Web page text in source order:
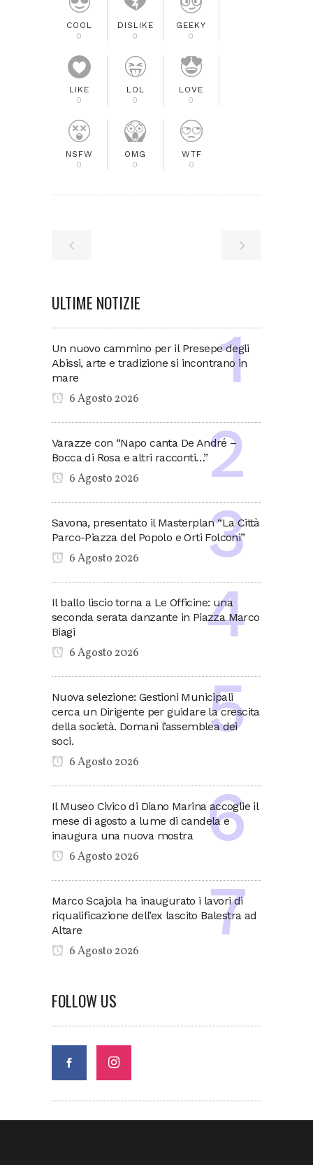
COOL
0
DISLIKE
0
GEEKY
0
LIKE
0
LOL
0
LOVE
0
NSFW
0
OMG
0
WTF
0
ULTIME NOTIZIE
Un nuovo cammino per il Presepe degli
Abissi, arte e tradizione si incontrano in
mare
6 Agosto 2026
Varazze con “Napo canta De André –
Bocca di Rosa e altri racconti…”
6 Agosto 2026
Savona, presentato il Masterplan “La Città
Parco-Piazza del Popolo e Orti Folconi”
6 Agosto 2026
Il ballo liscio torna a Le Officine: una
seconda serata danzante in Piazza Marco
Biagi
6 Agosto 2026
Nuova selezione: Gestioni Municipali
cerca un Dirigente per guidare la crescita
della società. Domani l’assemblea dei
soci.
6 Agosto 2026
Il Museo Civico di Diano Marina accoglie il
mese di agosto a lume di candela e
inaugura una nuova mostra
6 Agosto 2026
Marco Scajola ha inaugurato i lavori di
riqualificazione dell’ex lascito Balestra ad
Altare
6 Agosto 2026
FOLLOW US